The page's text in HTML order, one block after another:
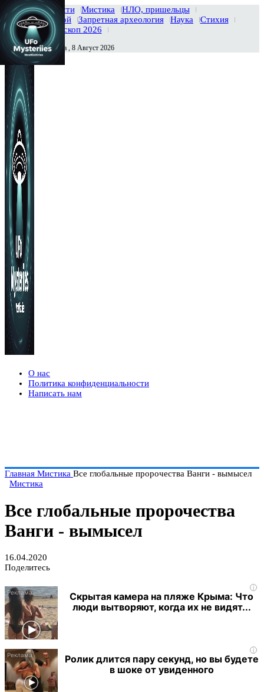
Главная Новости Мистика
НЛО, пришельцы
Тайны вселенной
Запретная археология Наука
Стихия
История
Гороскоп 2026
Сегодня Суббота , 8 Август 2026
О нас
Политика конфиденциальности
Написать нам
Главная Мистика Все глобальные пророчества Ванги - вымысел
Мистика
Все глобальные пророчества
Ванги - вымысел
16.04.2020
Поделитесь
i
Скрытая камера на пляже Крыма: Что
люди вытворяют, когда их не видят...
i
Ролик длится пару секунд, но вы будете
в шоке от увиденного